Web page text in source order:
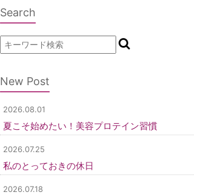
Search
New Post
2026.08.01
夏こそ始めたい！美容プロテイン習慣
2026.07.25
私のとっておきの休日
2026.07.18